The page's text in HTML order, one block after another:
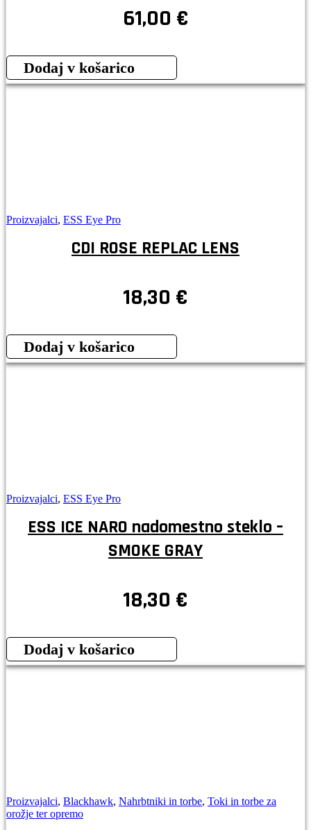
61,00 €
Dodaj v košarico
Proizvajalci, ESS Eye Pro
CDI ROSE REPLAC LENS
18,30 €
Dodaj v košarico
Proizvajalci, ESS Eye Pro
ESS ICE NARO nadomestno steklo –
SMOKE GRAY
18,30 €
Dodaj v košarico
Proizvajalci, Blackhawk, Nahrbtniki in torbe, Toki in torbe za
orožje ter opremo